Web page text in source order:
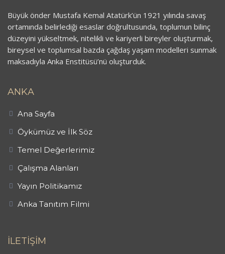
Büyük önder Mustafa Kemal Atatürk’ün 1921 yılında savaş
ortamında belirlediği esaslar doğrultusunda, toplumun bilinç
düzeyini yükseltmek, nitelikli ve kariyerli bireyler oluşturmak,
bireysel ve toplumsal bazda çağdaş yaşam modelleri sunmak
maksadıyla Anka Enstitüsü’nü oluşturduk.
ANKA
Ana Sayfa
Öykümüz ve İlk Söz
Temel Değerlerimiz
Çalışma Alanları
Yayın Politikamız
Anka Tanıtım Filmi
İLETİŞİM